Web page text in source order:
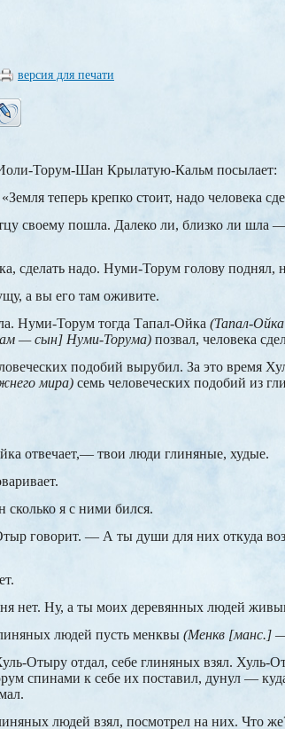
версия для печати
Торум-Шан Крылатую-Кальм посылает:
теперь крепко стоит, надо человека
своему пошла. Далеко ли, близко ли шла
сделать надо. Нуми-Торум голову поднял,
а вы его там оживите.
Нуми-Торум тогда Тапал-Ойка (Тапал-
— сын] Нуми-Торума) позвал, человека
подобий вырубил. За это время
мира) семь человеческих подобий из
отвечает,— твои люди глиняные, худые.
я с ними бился.
говорит. — А ты души для них откуда
нет. Ну, а ты моих деревянных людей
людей пусть менквы (Менкв [манс.] —
Отыру отдал, себе глиняных взял. Хуль-
спинами к себе их поставил, дунул —
людей взял, посмотрел на них. Что